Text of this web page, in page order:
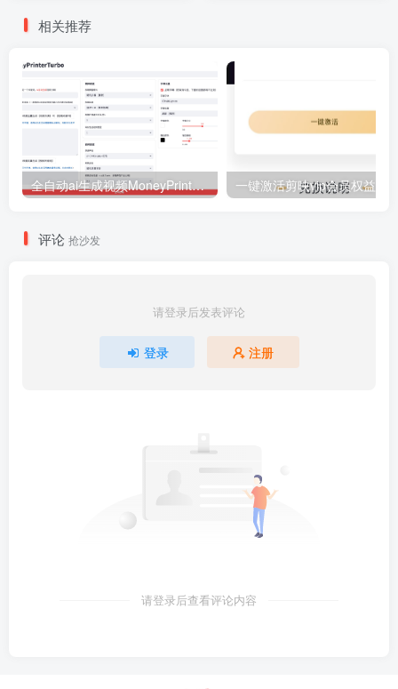
相关推荐
全自动ai生成视频MoneyPrinterTurbo源码 一键激活剪映vip会员权益-老
评论 抢沙发
请登录后发表评论
登录 注册
请登录后查看评论内容